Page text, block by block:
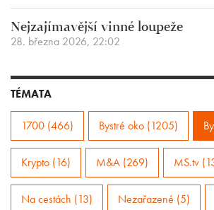
Nejzajímavější vinné loupeže
28. března 2026, 22:02
TÉMATA
1700 (466) Bystré oko (1205)
Krypto (16) M&A (269) MS.tv
Na cestách (13) Nezařazené (5)